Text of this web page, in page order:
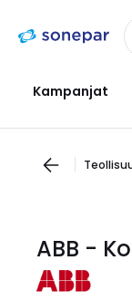
navigointiin
Kampanjat
ABB -